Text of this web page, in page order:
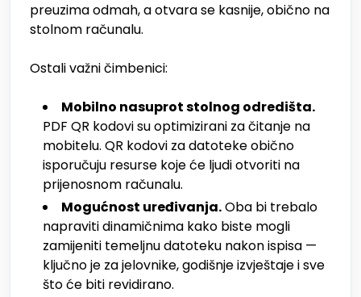
preuzima odmah, a otvara se kasnije, obično na
stolnom računalu.
Ostali važni čimbenici:
Mobilno nasuprot stolnog odredišta.
PDF QR kodovi su optimizirani za čitanje na
mobitelu. QR kodovi za datoteke obično
isporučuju resurse koje će ljudi otvoriti na
prijenosnom računalu.
Mogućnost uređivanja.Oba bi trebalo
napraviti dinamičnima kako biste mogli
zamijeniti temeljnu datoteku nakon ispisa —
ključno je za jelovnike, godišnje izvještaje i sve
što će biti revidirano.